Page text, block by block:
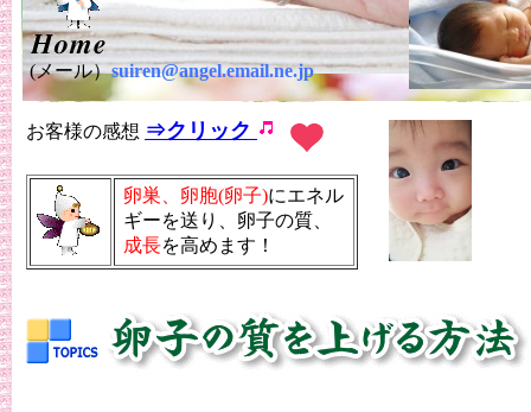
(メール）suiren@angel.email.ne.jp
お客様の感想 ⇒クリック
卵巣、卵胞(卵子)にエネル
ギーを送り、卵子の質、
成長を高めます！